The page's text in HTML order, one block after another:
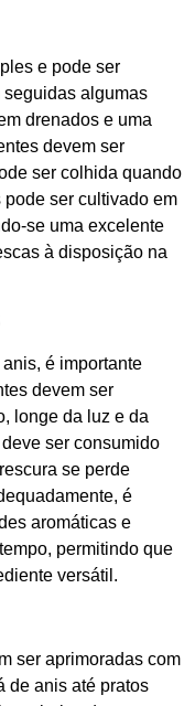
e pode ser
algumas
drenados e uma
devem ser
ser colhida quando
pode ser cultivado em
se uma excelente
à disposição na
é importante
devem ser
longe da luz e da
ser consumido
se perde
é
aromáticas e
permitindo que
versátil.
ser aprimoradas com
de anis até pratos